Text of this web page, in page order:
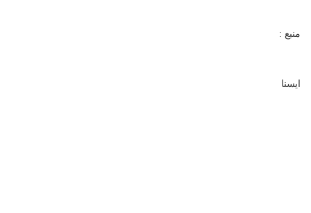
منبع :
ایسنا